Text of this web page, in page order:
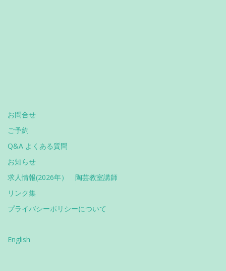
お問合せ
ご予約
Q&A よくある質問
お知らせ
求人情報(2026年） 陶芸教室講師
リンク集
プライバシーポリシーについて
English